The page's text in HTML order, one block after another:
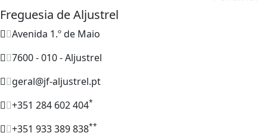
Freguesia de Aljustrel
Avenida 1.º de Maio
7600 - 010 - Aljustrel
geral@jf-aljustrel.pt
+351 284 602 404*
+351 933 389 838**